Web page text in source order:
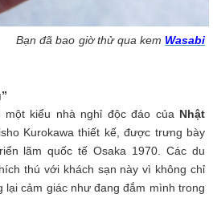
thử qua kem Wasabi
một kiểu nhà nghỉ độc đáo của Nhật
Kurokawa thiết kế, được trưng bày
lãm quốc tế Osaka 1970. Các du
thú với khách sạn này vì không chỉ
lại cảm giác như đang đắm mình trong